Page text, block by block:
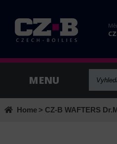
Home > CZ-B WAFTERS